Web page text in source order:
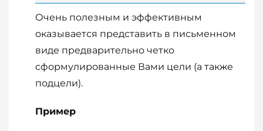
Очень полезным и эффективным
оказывается представить в письменном
виде предварительно четко
сформулированные Вами цели (а также
подцели).
Пример